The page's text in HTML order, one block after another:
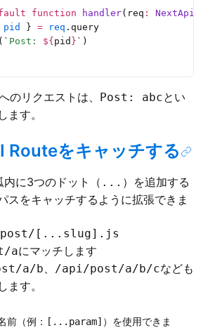
function handler(req :
pid } = req .query
( ` Post: ${ pid } ` )
のリクエストは、 Post: abcとい
ます。
Routeをキャッチする
に3つのドット（ ... ）を追加する
スをキャッチするように拡張できま
post/[...slug].js
aにマッチします
a/b、 /api/post/a/b/cなども
ます。
前（例： [...param] ）を使用できま